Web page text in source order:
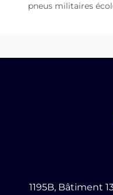
pneus militaires
1195B, Bâtiment